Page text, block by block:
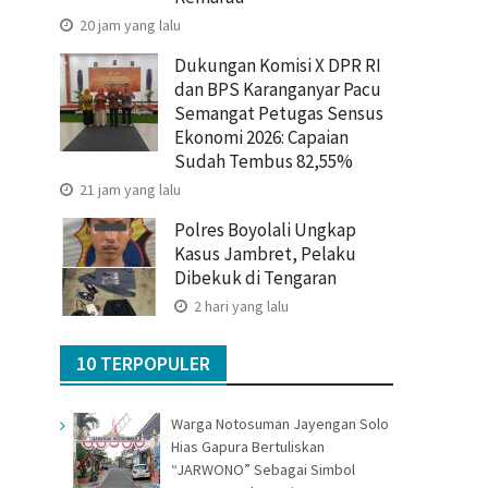
20 jam yang lalu
Dukungan Komisi X DPR RI
dan BPS Karanganyar Pacu
Semangat Petugas Sensus
Ekonomi 2026: Capaian
Sudah Tembus 82,55%
21 jam yang lalu
Polres Boyolali Ungkap
Kasus Jambret, Pelaku
Dibekuk di Tengaran
2 hari yang lalu
10 TERPOPULER
Warga Notosuman Jayengan Solo
Hias Gapura Bertuliskan
“JARWONO” Sebagai Simbol